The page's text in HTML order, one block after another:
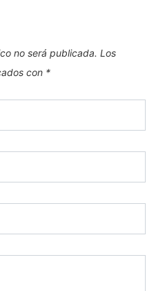
no será publicada. Los
con *